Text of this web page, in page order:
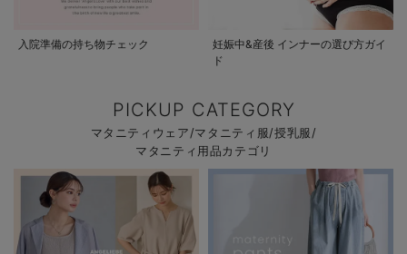
入院準備の持ち物チェック
妊娠中&産後 インナーの選び方ガイ
ド
PICKUP CATEGORY
マタニティウェア/マタニティ服/授乳服/
マタニティ用品カテゴリ